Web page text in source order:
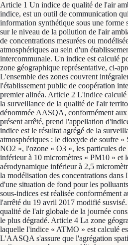
Article 1 Un indice de qualité de l'air
indice, est un outil de communication
information synthétique sous une
sur le niveau de la pollution de l'air
de concentrations mesurées ou
atmosphériques au sein d'un
intercommunale. Un indice est calculé
zone géographique représentative, ci-
L'ensemble des zones couvrent
l'établissement public de coopération
premier alinéa. Article 2 L'indice calculé
la surveillance de la qualité de l'air
dénommée AASQA, conformément
présent arrêté, prend l'appellation
indice est le résultat agrégé de la
atmosphériques : le dioxyde de soufre
NO2 », l'ozone « O3 », les particules
inférieur à 10 micromètres « PM10 » et
aérodynamique inférieur à 2,5
la modélisation des concentrations dans
d'une situation de fond pour les
sous-indices est réalisée conformément
l'arrêté du 19 avril 2017 modifié
qualité de l'air globale de la journée
le plus dégradé. Article 4 La zone
laquelle l'indice « ATMO » est calculé
L'AASQA s'assure que l'agrégation